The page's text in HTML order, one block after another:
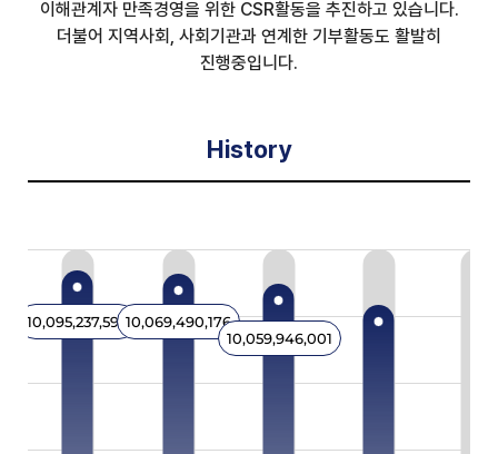
이해관계자 만족경영을 위한 CSR활동을 추진하고 있습니다.
더불어 지역사회, 사회기관과 연계한 기부활동도 활발히
진행중입니다.
History
10,095,237,59710,069,490,176
10,059,946,001
10,054,669,681